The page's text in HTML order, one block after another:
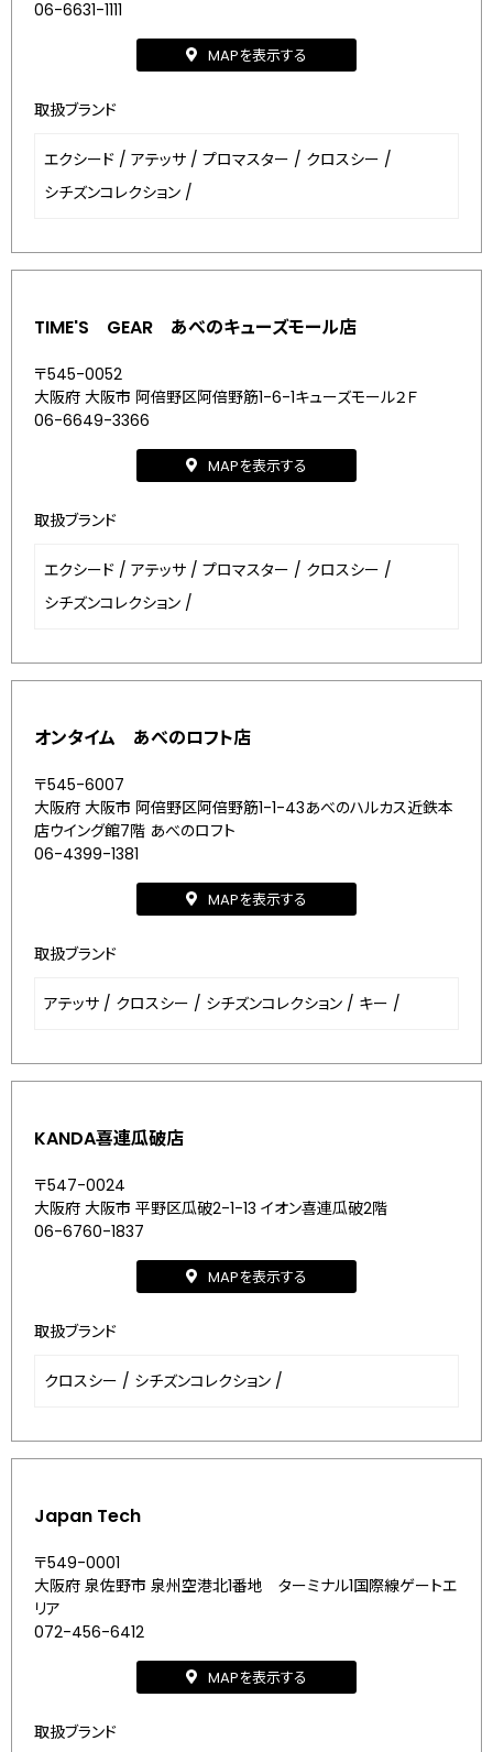
06-6631-1111
MAPを表示する
取扱ブランド
エクシード / アテッサ / プロマスター / クロスシー /
シチズンコレクション /
TIME'S GEAR あべのキューズモール店
〒545-0052
大阪府 大阪市 阿倍野区阿倍野筋1-6-1キューズモール２Ｆ
06-6649-3366
MAPを表示する
取扱ブランド
エクシード / アテッサ / プロマスター / クロスシー /
シチズンコレクション /
オンタイム あべのロフト店
〒545-6007
大阪府 大阪市 阿倍野区阿倍野筋1-1-43あべのハルカス近鉄本
店ウイング館7階 あべのロフト
06-4399-1381
MAPを表示する
取扱ブランド
アテッサ / クロスシー / シチズンコレクション / キー /
KANDA喜連瓜破店
〒547-0024
大阪府 大阪市 平野区瓜破2-1-13 イオン喜連瓜破2階
06-6760-1837
MAPを表示する
取扱ブランド
クロスシー / シチズンコレクション /
Japan Tech
〒549-0001
大阪府 泉佐野市 泉州空港北1番地 ターミナル1国際線ゲートエ
リア
072-456-6412
MAPを表示する
取扱ブランド